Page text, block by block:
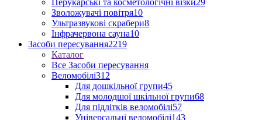
Перукарські та косметологічні візки29
Зволожувачі повітря10
Ультразвукові скрабери8
Інфрачервона сауна10
Засоби пересування2219
Каталог
Все Засоби пересування
Веломобілі312
Для дошкільної групи45
Для молодшої шкільної групи68
Для підлітків веломобілі57
Універсальні веломобілі143